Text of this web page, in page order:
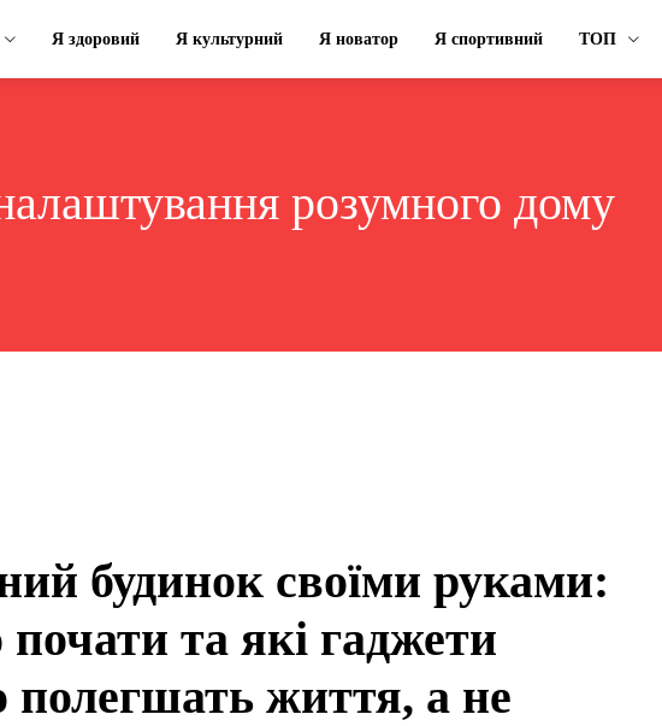
Я здоровий Я культурний Я новатор Я спортивний ТОП
розумного дому
будинок своїми руками:
почати та які гаджети
полегшать життя, а не